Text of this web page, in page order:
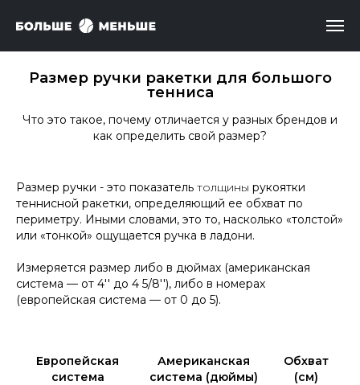
Размер ручки ракетки для большого
тенниса
Что это такое, почему отличается у разных брендов и
как определить свой размер?
Размер ручки - это показатель толщины рукоятки
теннисной ракетки, определяющий ее обхват по
периметру. Иными словами, это то, насколько «толстой»
или «тонкой» ощущается ручка в ладони.
Измеряется размер либо в дюймах (американская
система — от 4'' до 4 5/8''), либо в номерах
(европейская система — от 0 до 5).
Европейская
система
Американская
система (дюймы)
Обхват
(см)